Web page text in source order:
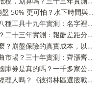
量化與技術分析 | 為什麼跌 25% 比崩盤 50% 更可怕？水下時間與潰瘍指數，風險的另一個量法
量化與技術分析 | 抗通膨要買什麼？八種工具十九年實測：名字裡有抗通膨的那一個，反而測不出反應
量化與技術分析 | 新興市場值得配嗎？二十三年實測：報酬差距分不出勝負，但台灣人多買了一份自己
量化與技術分析 | 尾部風險避險是什麼？崩盤保險的真實成本，以及一個更省事的替代方案
量化與技術分析 | 被動投資會不會扭曲市場？三十年實測：齊漲齊跌是真的，指數基金的責任卻查不出來
量化與技術分析 | 多數股票長期輸給國庫券是真的嗎？一千多家公司實測：輸的只有兩成，真正該怕的是另一件事
價值投資與財報 | 散戶真的能贏基金經理人嗎？《彼得林區選股戰略》重點整理，十壘打實測與被誤解的一句話